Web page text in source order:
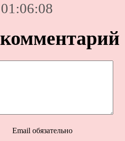
Email обязательно